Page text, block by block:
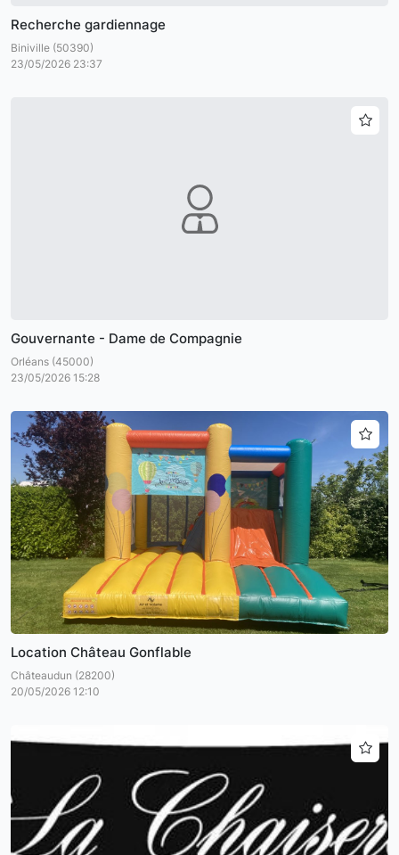
Recherche gardiennage
Biniville (50390)
23/05/2026 23:37
Gouvernante - Dame de Compagnie
Orléans (45000)
23/05/2026 15:28
Location Château Gonflable
Châteaudun (28200)
20/05/2026 12:10